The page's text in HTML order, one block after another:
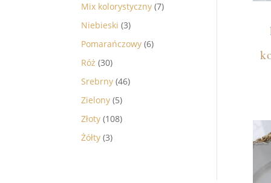
Mix kolorystyczny (7)
Niebieski (3)
Pomarańczowy (6)
Róż (30)
Srebrny (46)
Zielony (5)
Złoty (108)
Żółty (3)